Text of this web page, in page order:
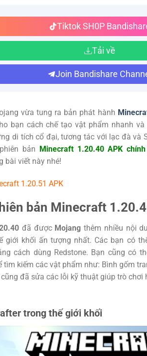
Tiktok SH0P
Tải về
Join Bandishare
vừa tung ra bản phát hành
bạn cách chế tạo vật phẩm nhanh
di tích cổ đại, tương tác với lạc đà và
bản Minecraft 1.20.40 APK
bài viết này nhé!
1.20.51 APK
bản Minecraft
đã được Mojang thêm nhiều nội
giới khối ấn tượng nhất. Các bạn có
cách dùng Redstone. Bạn cũng có
kiếm các vật phẩm như: Bình gốm
đã sửa các lỗi kỹ thuật giúp trò
trong thế giới khối